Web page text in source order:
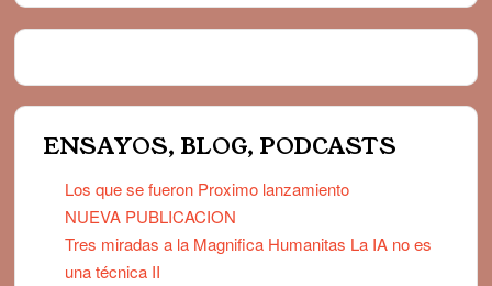
ENSAYOS, BLOG, PODCASTS
Los que se fueron Proximo lanzamiento
NUEVA PUBLICACION
Tres miradas a la Magnifica Humanitas La IA no es
una técnica II